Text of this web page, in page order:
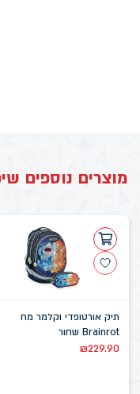
מוצרים נוספים
תיק אורטופדי וקלמר מח
Brainrot שחור
₪229.90